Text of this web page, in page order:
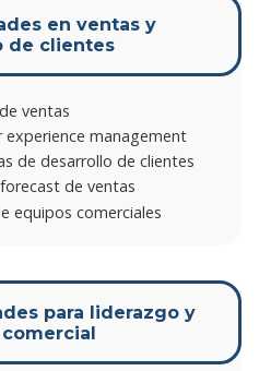
en ventas y
de clientes
ventas
experience management
de desarrollo de clientes
de ventas
equipos comerciales
para liderazgo y